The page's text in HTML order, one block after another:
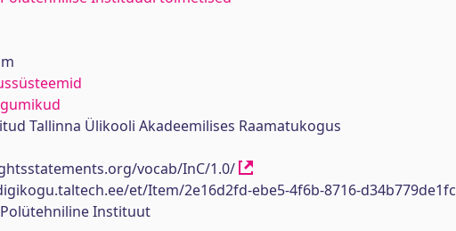
Tallinna Ülikooli Akadeemilises Raamatukogus
vocab/InC/1.0/
et/Item/2e16d2fd-ebe5-4f6b-8716-d34b779de1fc
Instituut